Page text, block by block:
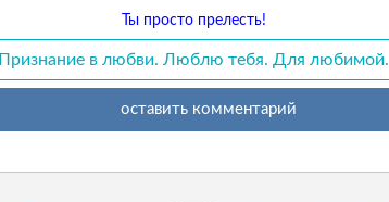
Ты просто прелесть!
Признание в любви. Люблю тебя. Для любимой.
оставить комментарий